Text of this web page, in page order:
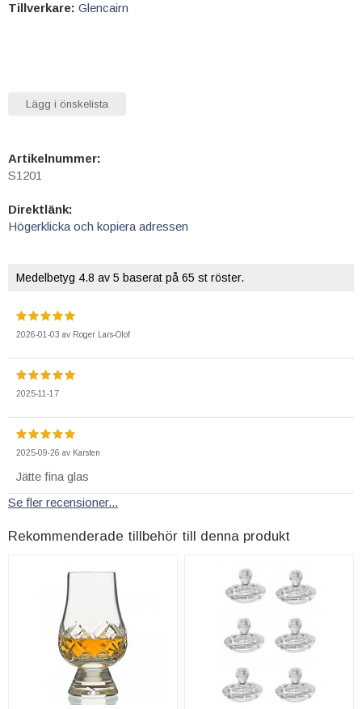
Tillverkare: Glencairn
Lägg i önskelista
Artikelnummer:
S1201
Direktlänk:
Högerklicka och kopiera adressen
Medelbetyg 4.8 av 5 baserat på65 st röster.
2026-01-03 av Roger Lars-Olof
2025-11-17
2025-09-26 av Karsten
Jätte fina glas
Se fler recensioner...
Rekommenderade tillbehör till denna produkt